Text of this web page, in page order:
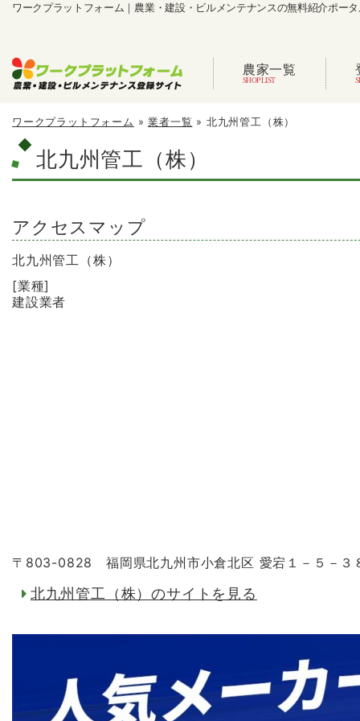
ワークプラットフォーム｜農業・建設・ビルメンテナンスの無料紹介ポー
農家一覧
ワークプラットフォーム »業者一覧 » 北九州管工（株）
北九州管工（株）
アクセスマップ
北九州管工（株）
[業種]
建設業者
〒803-0828 福岡県北九州市小倉北区 愛宕１－５－３
北九州管工（株）のサイトを見る